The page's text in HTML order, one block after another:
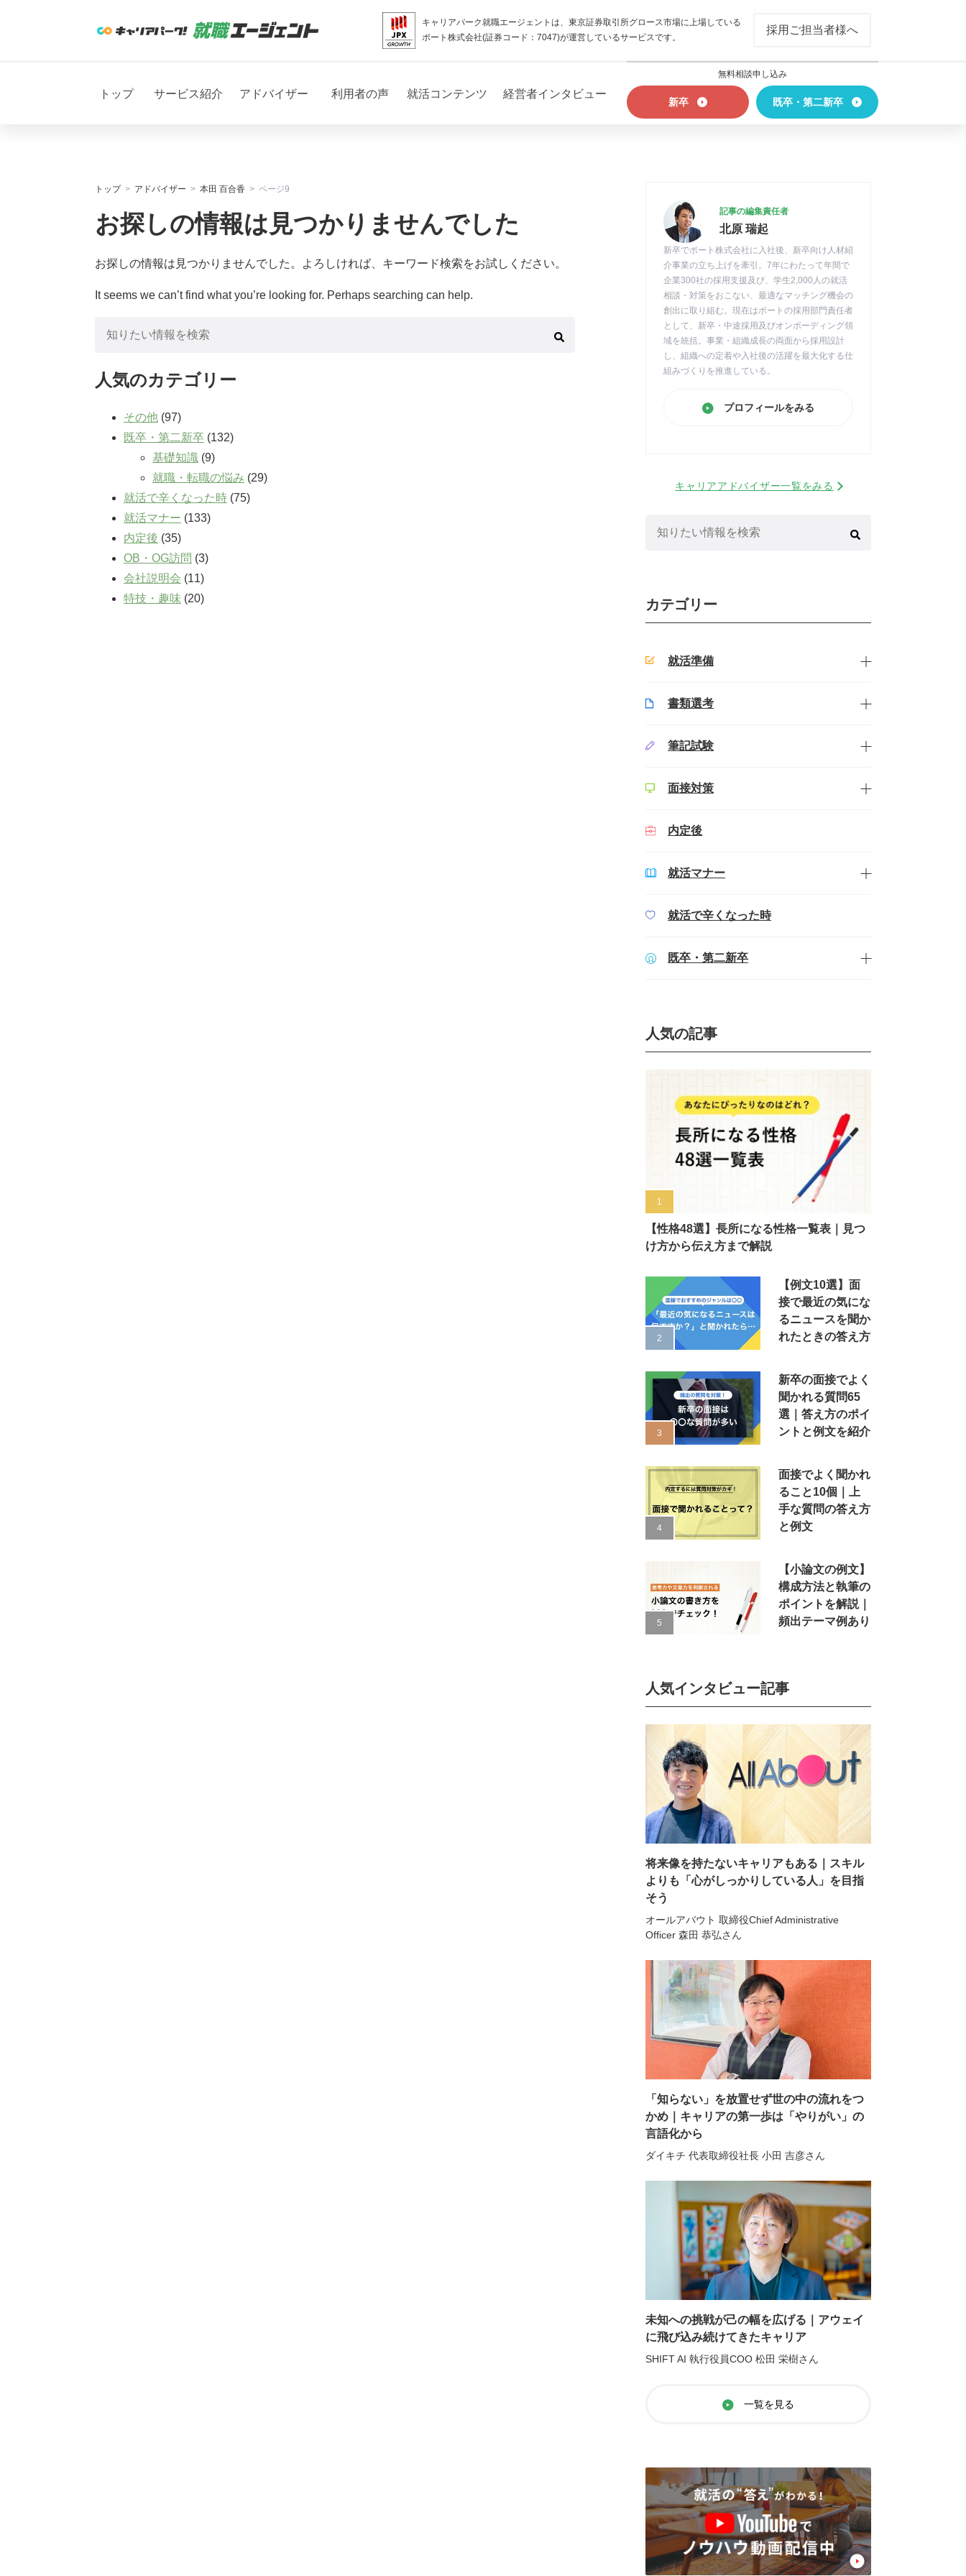
キャリアパーク就職エージェントは、東京証券取引所グロース市場に上場している
ポート株式会社(証券コード：7047)が運営しているサービスです。
採用ご担当者様へ
トップ サービス紹介 アドバイザー 利用者の声 就活コンテンツ 経営者インタビュー
無料相談申し込み
新卒 既卒・第二新卒
トップ アドバイザー 本田 百合香 ページ9
お探しの情報は見つかりませんでした
お探しの情報は見つかりませんでした。よろしければ、キーワード検索をお試しください。
It seems we can’t find what you’re looking for. Perhaps searching can help.
人気のカテゴリー
その他 (97)
既卒・第二新卒 (132)
基礎知識 (9)
就職・転職の悩み (29)
就活で辛くなった時 (75)
就活マナー (133)
内定後 (35)
OB・OG訪問 (3)
会社説明会 (11)
特技・趣味 (20)
記事の編集責任者
北原 瑞起
新卒でポート株式会社に入社後、新卒向け人材紹
介事業の立ち上げを牽引。7年にわたって年間で
企業300社の採用支援及び、学生2,000人の就活
相談・対策をおこない、最適なマッチング機会の
創出に取り組む。現在はポートの採用部門責任者
として、新卒・中途採用及びオンボーディング領
域を統括。事業・組織成長の両面から採用設計
し、組織への定着や入社後の活躍を最大化する仕
組みづくりを推進している。
プロフィールをみる
キャリアアドバイザー一覧をみる
カテゴリー
就活準備
書類選考
筆記試験
面接対策
内定後
就活マナー
就活で辛くなった時
既卒・第二新卒
人気の記事
【性格48選】長所になる性格一覧表｜見つ
け方から伝え方まで解説
【例文10選】面
接で最近の気にな
るニュースを聞か
れたときの答え方
新卒の面接でよく
聞かれる質問65
選｜答え方のポイ
ントと例文を紹介
面接でよく聞かれ
ること10個｜上
手な質問の答え方
と例文
【小論文の例文】
構成方法と執筆の
ポイントを解説｜
頻出テーマ例あり
人気インタビュー記事
将来像を持たないキャリアもある｜スキル
よりも「心がしっかりしている人」を目指
そう
オールアバウト 取締役Chief Administrative
Officer 森田 恭弘さん
「知らない」を放置せず世の中の流れをつ
かめ｜キャリアの第一歩は「やりがい」の
言語化から
ダイキチ 代表取締役社長 小田 吉彦さん
未知への挑戦が己の幅を広げる｜アウェイ
に飛び込み続けてきたキャリア
SHIFT AI 執行役員COO 松田 栄樹さん
一覧を見る